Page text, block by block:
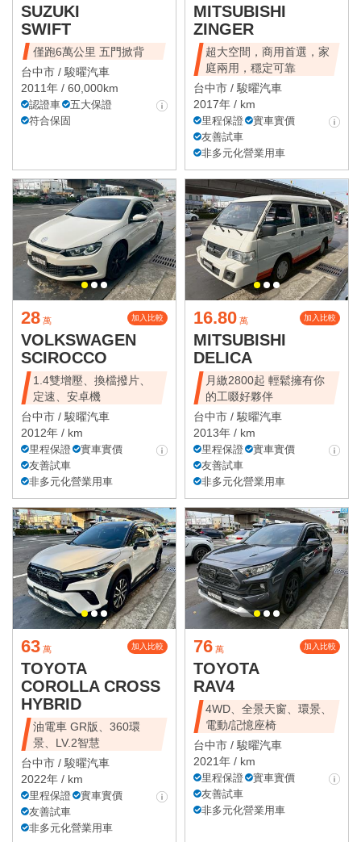
SUZUKI
SWIFT
僅跑6萬公里 五門掀背
台中市 / 駿曜汽車
2011年 / 60,000km
認證車
五大保證
符合保固
MITSUBISHI
ZINGER
超大空間，商用首選，家
庭兩用，穩定可靠
台中市 / 駿曜汽車
2017年 / km
里程保證
實車實價
友善試車
非多元化營業用車
28 萬 加入比較
VOLKSWAGEN
SCIROCCO
1.4雙增壓、換檔撥片、
定速、安卓機
台中市 / 駿曜汽車
2012年 / km
里程保證
實車實價
友善試車
非多元化營業用車
16.80 萬 加入比較
MITSUBISHI
DELICA
月繳2800起 輕鬆擁有你
的工啜好夥伴
台中市 / 駿曜汽車
2013年 / km
里程保證
實車實價
友善試車
非多元化營業用車
63 萬 加入比較
TOYOTA
COROLLA CROSS
HYBRID
油電車 GR版、360環
景、LV.2智慧
台中市 / 駿曜汽車
2022年 / km
里程保證
實車實價
友善試車
非多元化營業用車
76 萬 加入比較
TOYOTA
RAV4
4WD、全景天窗、環景、
電動/記憶座椅
台中市 / 駿曜汽車
2021年 / km
里程保證
實車實價
友善試車
非多元化營業用車